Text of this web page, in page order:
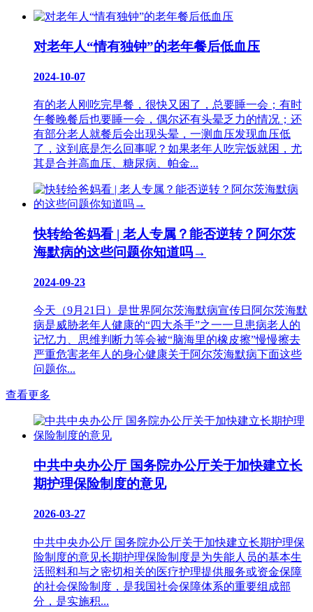
对老年人“情有独钟”的老年餐后低血压
2024-10-07
有的老人刚吃完早餐，很快又困了，总要睡一会；有时
午餐晚餐后也要睡一会，偶尔还有头晕乏力的情况；还
有部分老人就餐后会出现头晕，一测血压发现血压低
了，这到底是怎么回事呢？如果老年人吃完饭就困，尤
其是合并高血压、糖尿病、帕金...
快转给爸妈看 | 老人专属？能否逆转？阿尔茨
海默病的这些问题你知道吗→
2024-09-23
今天（9月21日）是世界阿尔茨海默病宣传日阿尔茨海默
病是威胁老年人健康的“四大杀手”之一一旦患病老人的
记忆力、思维判断力等会被“脑海里的橡皮擦”慢慢擦去
严重危害老年人的身心健康关于阿尔茨海默病下面这些
问题你...
查看更多
中共中央办公厅 国务院办公厅关于加快建立长
期护理保险制度的意见
2026-03-27
中共中央办公厅 国务院办公厅关于加快建立长期护理保
险制度的意见长期护理保险制度是为失能人员的基本生
活照料和与之密切相关的医疗护理提供服务或资金保障
的社会保险制度，是我国社会保障体系的重要组成部
分，是实施积...